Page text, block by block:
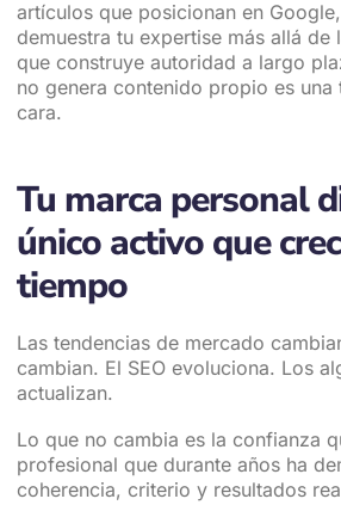
artículos que posicionan en
demuestra tu expertise más allá de
que construye autoridad a largo
no genera contenido propio es una
cara.
Tu marca personal
único activo que
tiempo
Las tendencias de mercado
cambian. El SEO evoluciona. Los
actualizan.
Lo que no cambia es la confianza
profesional que durante años ha
coherencia, criterio y resultados